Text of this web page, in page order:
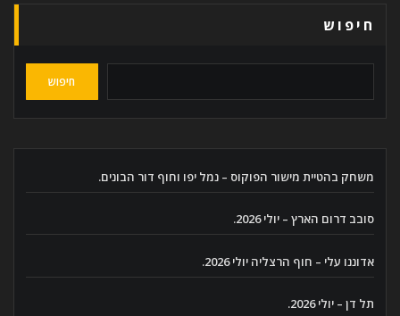
חיפוש
חיפוש
משחק בהטיית מישור הפוקוס – נמל יפו וחוף דור הבונים.
סובב דרום הארץ – יולי 2026.
אדוננו עלי – חוף הרצליה יולי 2026.
תל דן – יולי 2026.